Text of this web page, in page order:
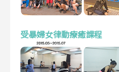
受暴婦女律動療癒課程